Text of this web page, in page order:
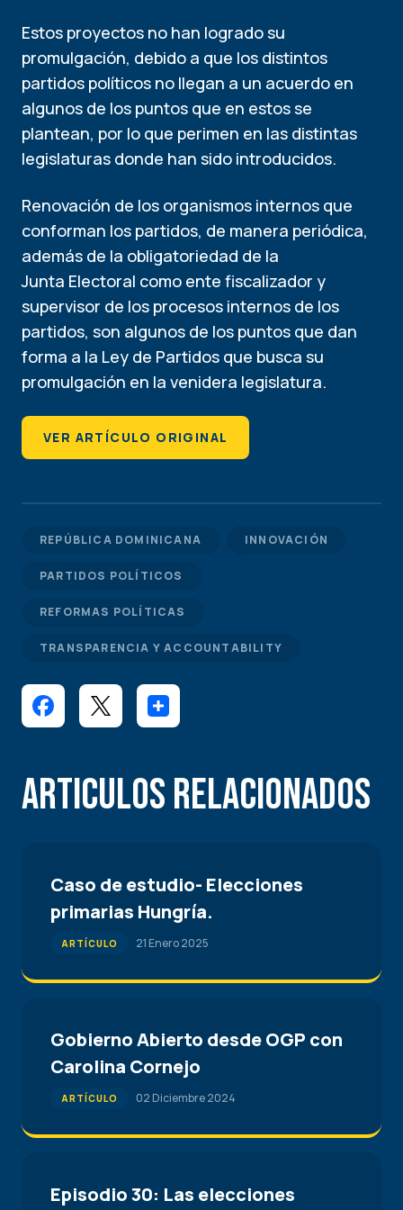
Estos proyectos no han logrado su
promulgación, debido a que los distintos
partidos políticos no llegan a un acuerdo en
algunos de los puntos que en estos se
plantean, por lo que perimen en las distintas
legislaturas donde han sido introducidos.
Renovación de los organismos internos que
conforman los partidos, de manera periódica,
además de la obligatoriedad de la
Junta Electoral como ente fiscalizador y
supervisor de los procesos internos de los
partidos, son algunos de los puntos que dan
forma a la Ley de Partidos que busca su
promulgación en la venidera legislatura.
VER ARTÍCULO ORIGINAL
REPÚBLICA DOMINICANA INNOVACIÓN
PARTIDOS POLÍTICOS
REFORMAS POLÍTICAS
TRANSPARENCIA Y ACCOUNTABILITY
Articulos Relacionados
Caso de estudio- Elecciones
primarias Hungría.
ARTÍCULO 21 Enero 2025
Gobierno Abierto desde OGP con
Carolina Cornejo
ARTÍCULO 02 Diciembre 2024
Episodio 30: Las elecciones